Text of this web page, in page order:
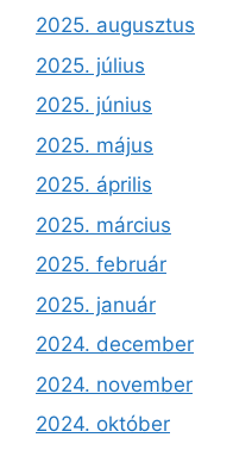
2025. augusztus
2025. július
2025. június
2025. május
2025. április
2025. március
2025. február
2025. január
2024. december
2024. november
2024. október